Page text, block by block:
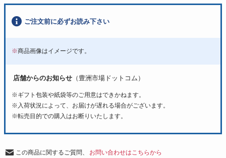
ご注文前に必ずお読み下さい
※商品画像はイメージです。
店舗からのお知らせ （豊洲市場ドットコム）
※ギフト包装や紙袋等のご用意はできかねます。
※入荷状況によって、お届けが遅れる場合がございます。
※転売目的での購入はお断りいたします。
この商品に関するご質問、 お問い合わせはこちらから